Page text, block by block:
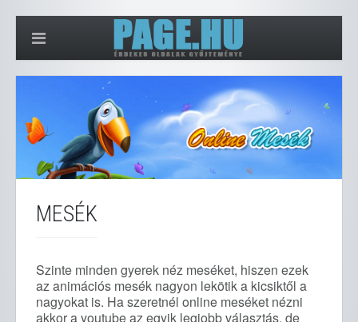
MESÉK
Szinte minden gyerek néz meséket, hiszen ezek
az animációs mesék nagyon lekötik a kicsiktől a
nagyokat is. Ha szeretnél online meséket nézni
akkor a youtube az egyik legjobb választás, de